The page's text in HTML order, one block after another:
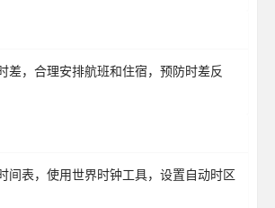
差，合理安排航班和住宿，预防时差反
间表，使用世界时钟工具，设置自动时区